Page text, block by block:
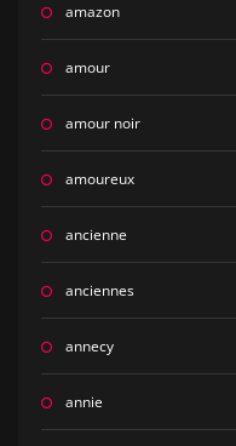
amazon
amour
amour noir
amoureux
ancienne
anciennes
annecy
annie